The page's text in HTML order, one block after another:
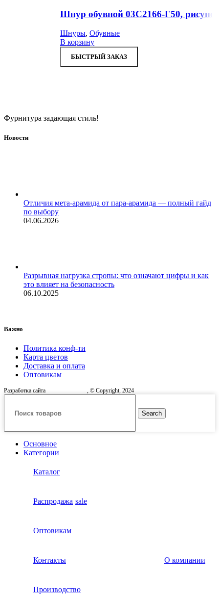
Шнур обувной 03С2166-Г50,
Шнуры, Обувные
В корзину
БЫСТРЫЙ ЗАКАЗ
Фурнитура задающая стиль!
Новости
Отличия мета-арамида от пара-арамида — полный гайд
по выбору
04.06.2026
Разрывная нагрузка стропы: что означают цифры и как
это влияет на безопасность
06.10.2025
Важно
Политика конф-ти
Карта цветов
Доставка и оплата
Оптовикам
Разработка сайта , © Copyright, 2024
Search
Основное
Категории
Каталог
Распродажа sale
Оптовикам
Контакты О компании
Производство